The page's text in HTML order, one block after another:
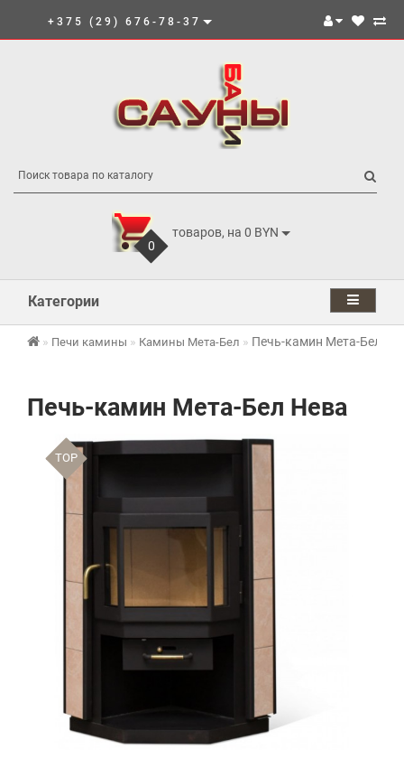
+375 (29) 676-78-37
0
товаров, на 0 BYN
Категории
Печи камины Камины Мета-Бел Печь-камин Мета-Бел
Печь-камин Мета-Бел Нева
TOP